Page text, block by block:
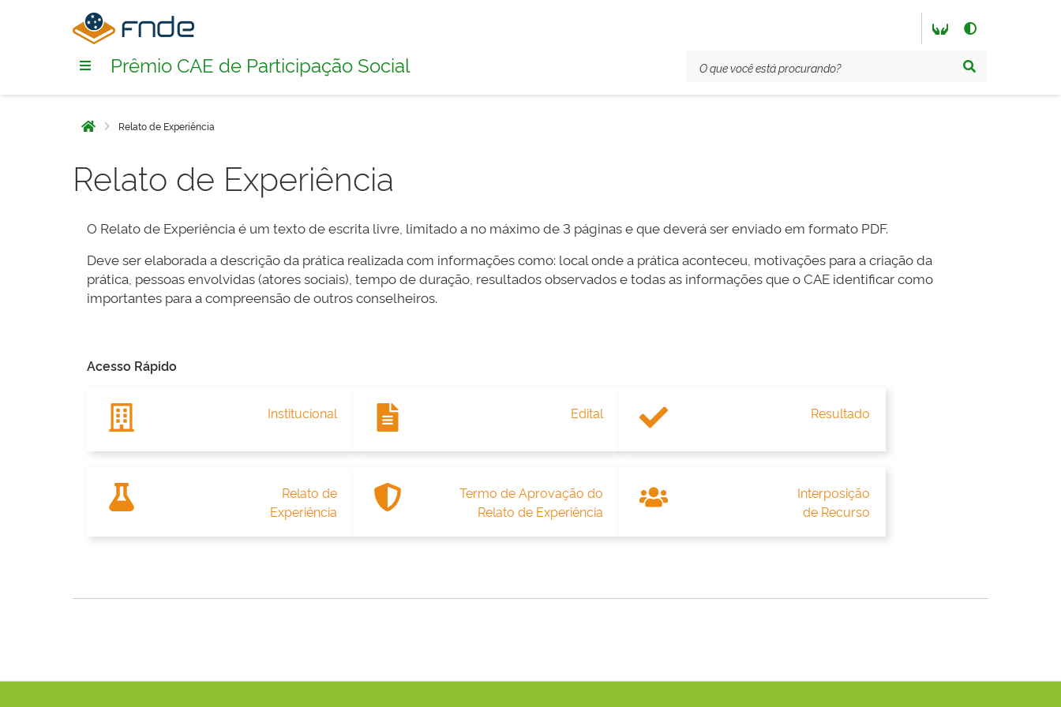
Prêmio CAE de Participação Social
InícioRelato de Experiência
Relato de Experiência
O Relato de Experiência é um texto de escrita livre, limitado a no máximo de 3 páginas e que deverá ser enviado em formato PDF.
Deve ser elaborada a descrição da prática realizada com informações como: local onde a prática aconteceu, motivações para a criação da
prática, pessoas envolvidas (atores sociais), tempo de duração, resultados observados e todas as informações que o CAE identificar como
importantes para a compreensão de outros conselheiros.
Acesso Rápido
Institucional Edital Resultado
Relato de
Experiência
Termo de Aprovação do
Relato de Experiência
Interposição
de Recurso